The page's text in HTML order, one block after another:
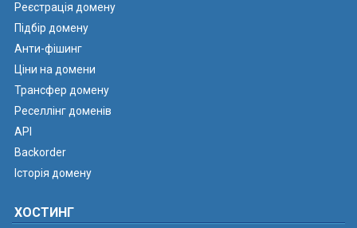
Реєстрація домену
Підбір домену
Анти-фішинг
Ціни на домени
Трансфер домену
Реселлінг доменів
API
Backorder
Історія домену
ХОСТИНГ